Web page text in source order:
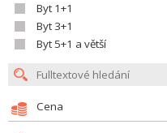
Byt 1+1
Byt 3+1
Byt 5+1 a větší
Cena